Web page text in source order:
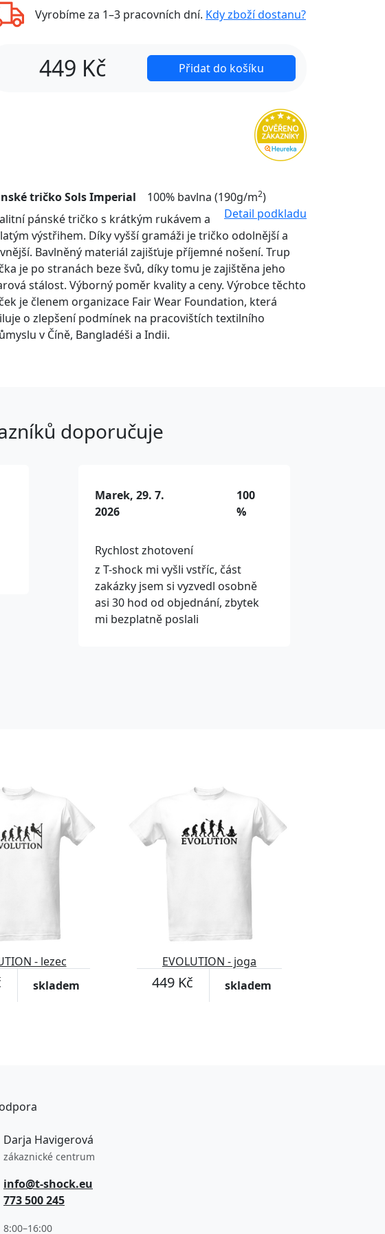
Vyrobíme za 1–3 pracovních dní. Kdy zboží dostanu?
449 Kč Přidat do košíku
tričko Sols Imperial 100% bavlna (190g/m2)
Detail podkladu
pánské tričko s krátkým rukávem a
výstřihem. Díky vyšší gramáži je tričko odolnější a
Bavlněný materiál zajišťuje příjemné nošení. Trup
je po stranách beze švů, díky tomu je zajištěna jeho
stálost. Výborný poměr kvality a ceny. Výrobce těchto
je členem organizace Fair Wear Foundation, která
o zlepšení podmínek na pracovištích textilního
v Číně, Bangladéši a Indii.
doporučuje
Marek, 29. 7.
2026
100
%
Rychlost zhotovení
z T-shock mi vyšli vstříc, část
zakázky jsem si vyzvedl osobně
asi 30 hod od objednání, zbytek
mi bezplatně poslali
- lezec
skladem
EVOLUTION - joga
449 Kč skladem
Darja Havigerová
zákaznické centrum
info@t-shock.eu
773 500 245
8:00–16:00